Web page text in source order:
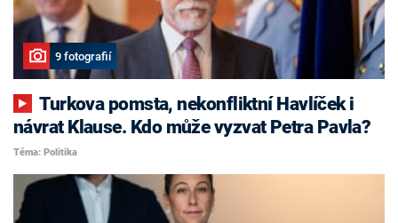
9 fotografií
Turkova pomsta, nekonfliktní Havlíček i
návrat Klause. Kdo může vyzvat Petra Pavla?
Téma: Politika